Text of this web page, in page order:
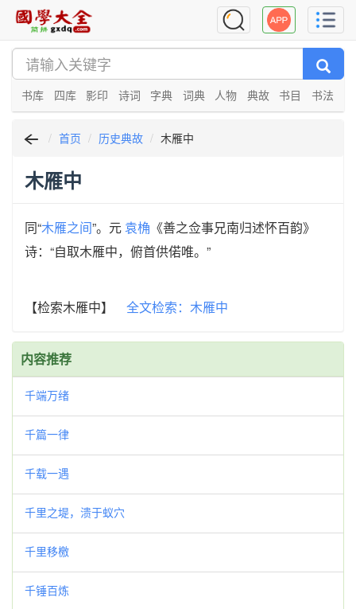
书库 四库 影印 诗词 字典 词典 人物 典故 书目 书法
首页 历史典故 木雁中
木雁中
同“木雁之间”。元袁桷 《善之佥事兄南归述怀百韵》
诗：“自取木雁中，俯首供偌唯。”
【检索木雁中】 全文检索：木雁中
内容推荐
千端万绪
千篇一律
千载一遇
千里之堤，溃于蚁穴
千里移檄
千锤百炼